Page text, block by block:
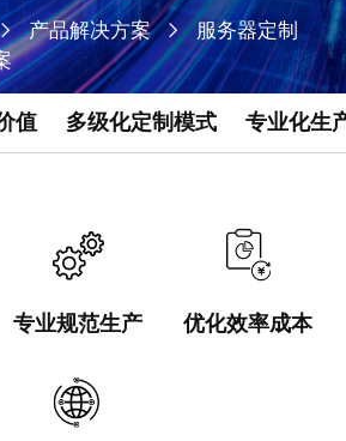
产品解决方案
服务器定制
值 多级化定制模式 专业化生
专业规范生产 优化效率成本